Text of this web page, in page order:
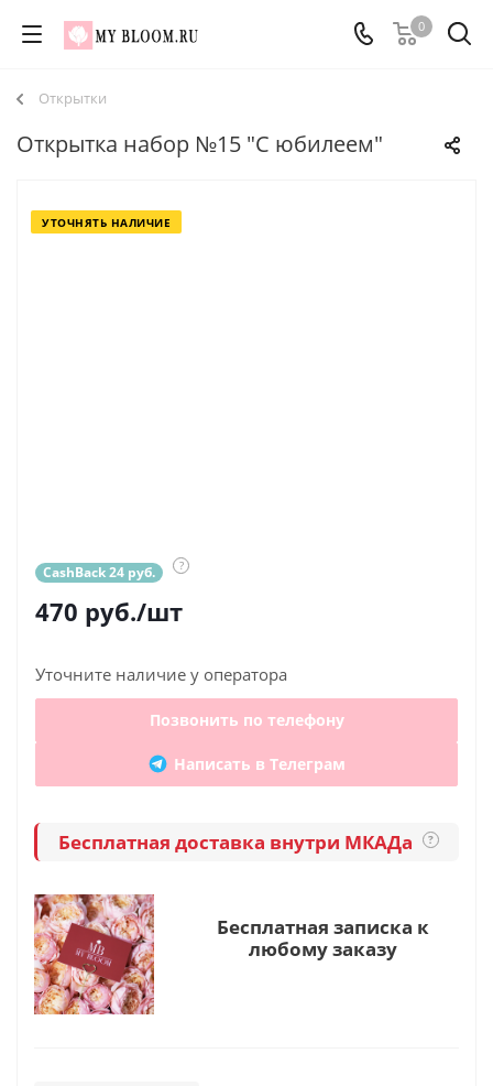
0
Открытки
Открытка набор №15 "С юбилеем"
УТОЧНЯТЬ НАЛИЧИЕ
CashBack 24 руб. ?
470 руб./шт
Уточните наличие у оператора
Позвонить по телефону
Написать в Телеграм
Бесплатная доставка внутри МКАДа ?
Бесплатная записка к
любому заказу